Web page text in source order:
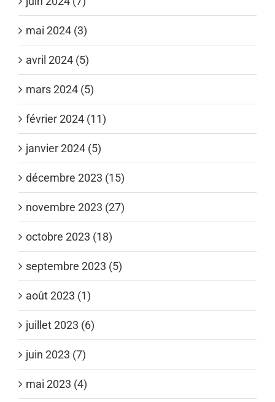
mai 2024 (3)
avril 2024 (5)
mars 2024 (5)
février 2024 (11)
janvier 2024 (5)
décembre 2023 (15)
novembre 2023 (27)
octobre 2023 (18)
septembre 2023 (5)
août 2023 (1)
juillet 2023 (6)
juin 2023 (7)
mai 2023 (4)